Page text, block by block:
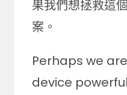
果我們想拯救這
案。
Perhaps we
device